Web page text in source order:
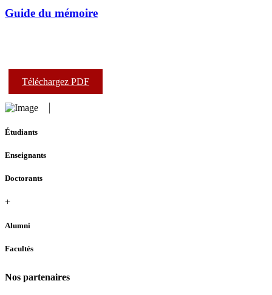
Guide du mémoire
Téléchargez PDF
Étudiants
Enseignants
Doctorants
+
Alumni
Facultés
Nos partenaires